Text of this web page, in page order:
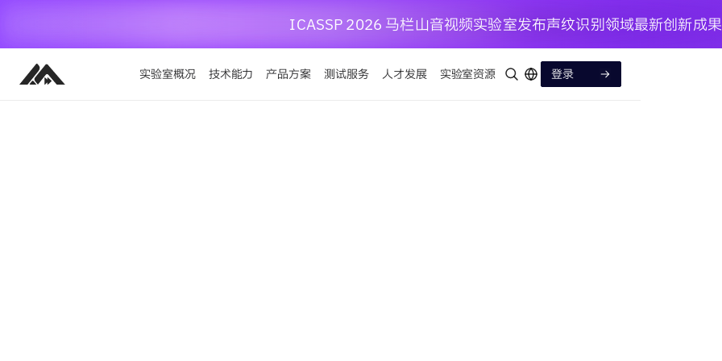
ICASSP 2026 马栏山音视频实验室发布声纹识别领域最新创新成果
实验室概况 技术能力 产品方案 测试服务 人才发展 实验室资源 登录